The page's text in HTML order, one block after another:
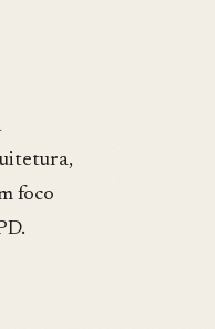
foco